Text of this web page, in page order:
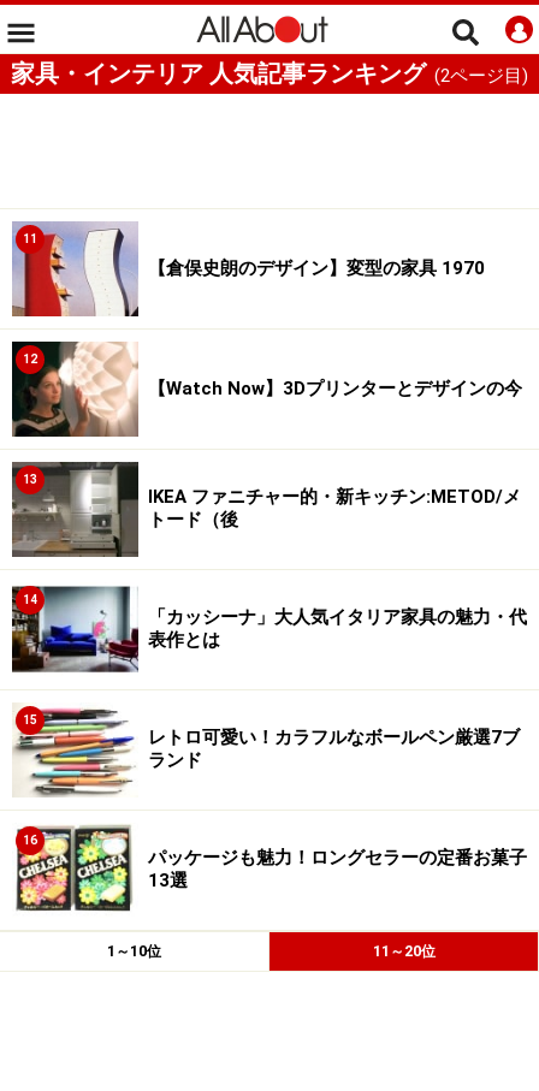
家具・インテリア 人気記事ランキング (2ページ目)
11
【倉俣史朗のデザイン】変型の家具 1970
12
【Watch Now】3Dプリンターとデザインの今
13
IKEA ファニチャー的・新キッチン:METOD/メ
トード（後
14
「カッシーナ」大人気イタリア家具の魅力・代
表作とは
15
レトロ可愛い！カラフルなボールペン厳選7ブ
ランド
16
パッケージも魅力！ロングセラーの定番お菓子
13選
1～10位 11～20位